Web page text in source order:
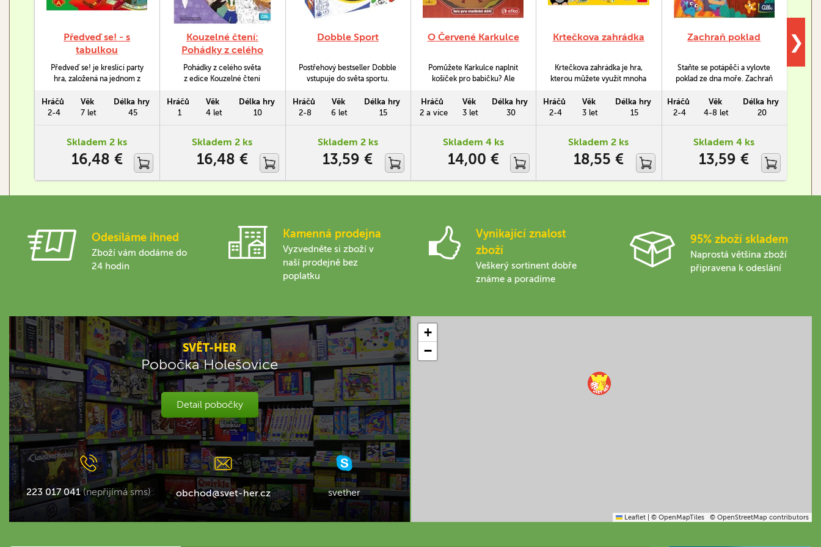
Předveď se! - s
tabulkou
Předveď se! je kreslící party
hra, založená na jednom z
Tentokrát však ke kreslení slov
nepotřebujete shánět papír a
samozřejmě pokreslit a
smazat nekonečněkrát.
Hráčů
2-4
Věk
7 let
Délka hry
45
Skladem 2 ks
16,48 €
Kouzelné čtení:
Pohádky z celého
světa (kniha)
Pohádky z celého světa
z edice Kouzelné čtení
z různých koutů naší planety.
Přináší nejen známé
víla, Pinocchio a Aladinova
lampa, ale překvapí vás i
méně známými pohádkami.
Hráčů
1
Věk
4 let
Délka hry
10
Skladem 2 ks
16,48 €
Dobble Sport
Postřehový bestseller Dobble
vstupuje do světa sportu.
Hráčů
2-8
Věk
6 let
Délka hry
15
Skladem 2 ks
13,59 €
O Červené Karkulce
Pomůžete Karkulce naplnit
košíček pro babičku? Ale
mlsný vlk. O Červené
Karkulce je paměťová rodinná
Hráčů
2 a více
Věk
3 let
Délka hry
30
Skladem 4 ks
14,00 €
Krtečkova zahrádka
Krtečkova zahrádka je hra,
kterou můžete využít mnoha
hru, kde hráči postupují podle
hodu barevnou kostkou po
roční období, ke kterým
hledají správné symboly.
Můžete ji použít jako hračku,
Hráčů
2-4
Věk
3 let
Délka hry
15
Skladem 2 ks
18,55 €
Zachraň poklad
Staňte se potápěči a vylovte
poklad ze dna moře. Zachraň
pohyblivými prvky.
Hráčů
2-4
Věk
4-8 let
Délka hry
20
Skladem 4 ks
13,59 €
❯
Odesíláme ihned
Zboží vám dodáme do
24 hodin
Kamenná prodejna
Vyzvedněte si zboží v
naší prodejně bez
poplatku
Vynikající znalost
zboží
Veškerý sortinent dobře
známe a poradíme
95% zboží skladem
Naprostá většina zboží
připravena k odeslání
SVĚT-HER
Pobočka Holešovice
Detail pobočky
223 017 041 (nepřijímá sms) obchod@svet-her.cz svether
+
−
Leaflet © OpenMapTiles © OpenStreetMap contributors